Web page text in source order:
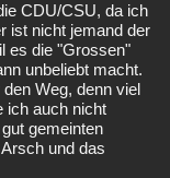
CDU/CSU, da ich
ist nicht jemand der
es die "Grossen"
unbeliebt macht.
Weg, denn viel
ich auch nicht
gemeinten
und das